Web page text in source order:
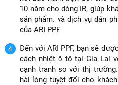
10 năm cho dòng IR, giúp
sản phẩm. và dịch vụ dán
của ARI PPF
Đến với ARI PPF, bạn sẽ
cách nhiệt ô tô tại Gia Lai
cạnh tranh so với thị
hài lòng tuyệt đối cho